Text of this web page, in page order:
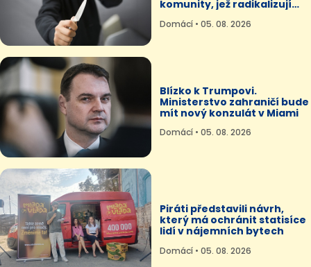
komunity, jež radikalizují
Domácí • 05. 08. 2026
Blízko k Trumpovi.
Ministerstvo zahraničí bude
mít nový konzulát v Miami
Domácí • 05. 08. 2026
Piráti představili návrh,
který má ochránit statisíce
lidí v nájemních bytech
Domácí • 05. 08. 2026